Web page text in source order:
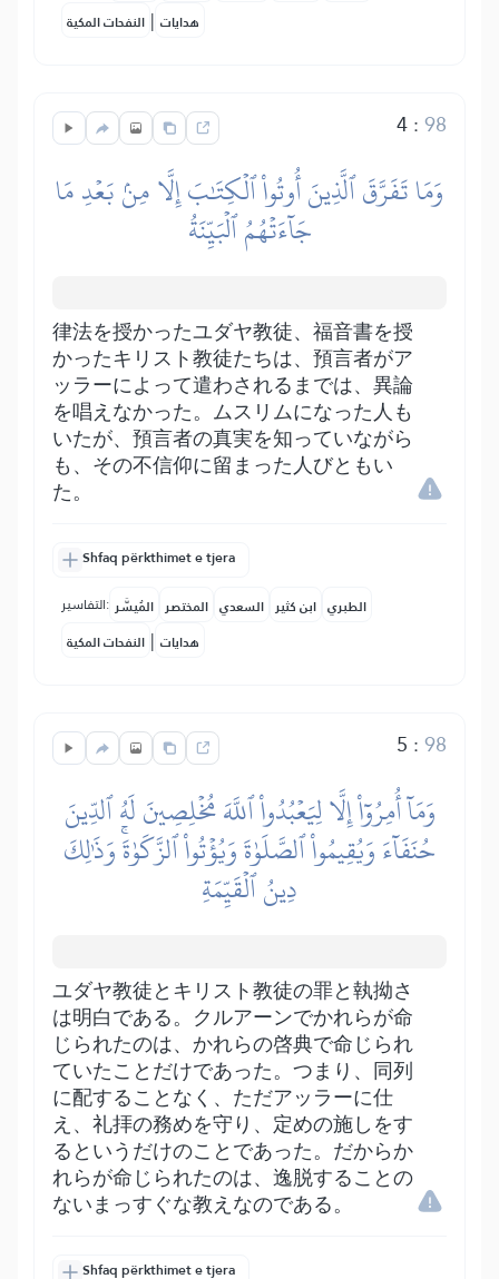
النفحات المكية | هدايات
4:98
وَمَا تَفَرَّقَ ٱلَّذِينَ أُوتُواْ ٱلۡكِتَٰبَ إِلَّا مِنۢ بَعۡدِ مَا
جَآءَتۡهُمُ ٱلۡبَيِّنَةُ
律法を授かったユダヤ教徒、福音書を授
かったキリスト教徒たちは、預言者がア
ッラーによって遣わされるまでは、異論
を唱えなかった。ムスリムになった人も
いたが、預言者の真実を知っていながら
も、その不信仰に留まった人びともい
た。
Shfaq përkthimet e tjera
التفاسير: المُيسَّر المختصر السعدي ابن كثير الطبري
النفحات المكية | هدايات
5 :98
وَمَآ أُمِرُوٓاْ إِلَّا لِيَعۡبُدُواْ ٱللَّهَ مُخۡلِصِينَ لَهُ ٱلدِّينَ
حُنَفَآءَ وَيُقِيمُواْ ٱلصَّلَوٰةَ وَيُؤۡتُواْ ٱلزَّكَوٰةَۚ وَذَٰلِكَ
دِينُ ٱلۡقَيِّمَةِ
ユダヤ教徒とキリスト教徒の罪と執拗さ
は明白である。クルアーンでかれらが命
じられたのは、かれらの啓典で命じられ
ていたことだけであった。つまり、同列
に配することなく、ただアッラーに仕
え、礼拝の務めを守り、定めの施しをす
るというだけのことであった。だからか
れらが命じられたのは、逸脱することの
ないまっすぐな教えなのである。
Shfaq përkthimet e tjera